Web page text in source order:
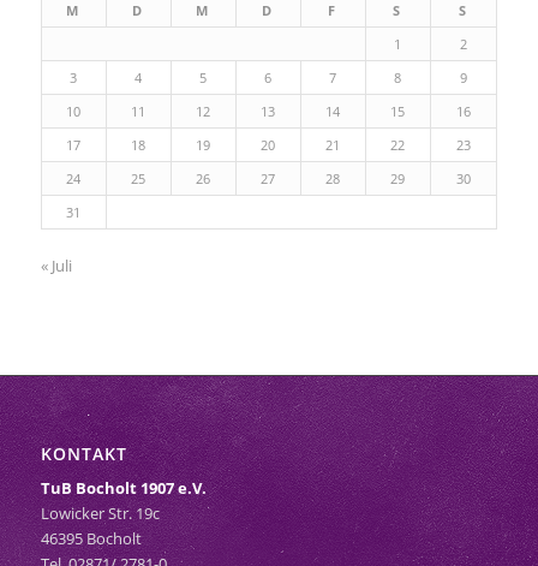
M D M D F S
S
1
2
3
4 5 6 7 8
9
10
11 12 13 14 15
16
17
18 19 20 21 22
23
24
25 26 27 28 29
30
31
« Juli
KONTAKT
TuB Bocholt 1907 e.V.
Lowicker Str. 19c
46395 Bocholt